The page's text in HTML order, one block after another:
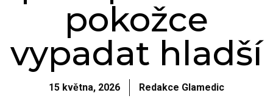
pokožce
vypadat hladší
15 května, 2026 Redakce Glamedic